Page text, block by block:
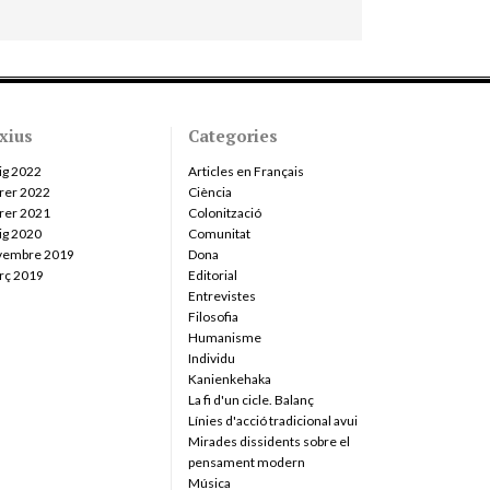
2022
2022
2021
2020
2019
2019
Categories
Articles en Français
Ciència
Colonització
Comunitat
Dona
Editorial
Entrevistes
Filosofia
Humanisme
Individu
Kanienkehaka
La fi d'un cicle. Balanç
Línies d'acció tradicional avui
Mirades dissidents sobre el
pensament modern
Música